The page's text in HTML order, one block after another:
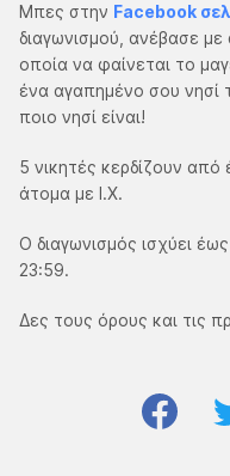
Μπες στην Facebook
διαγωνισμού, ανέβασε
οποία να φαίνεται το
ένα αγαπημένο σου νησί
ποιο νησί είναι!
5 νικητές κερδίζουν από
άτομα με Ι.Χ.
Ο διαγωνισμός ισχύει
23:59.
Δες τους όρους και τις